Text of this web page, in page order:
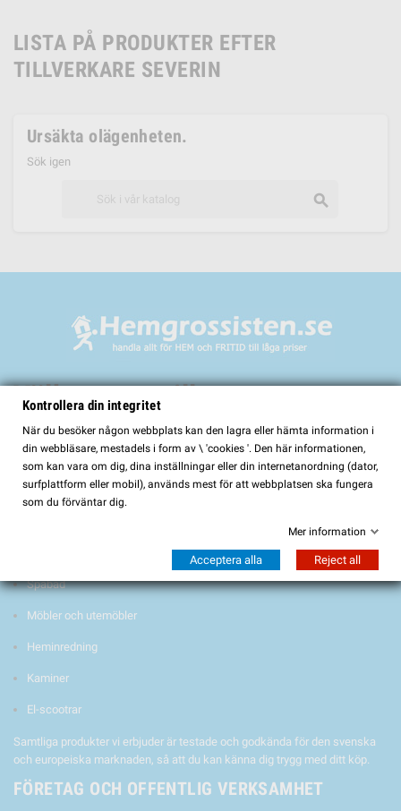
LISTA PÅ PRODUKTER EFTER
TILLVERKARE SEVERIN
Ursäkta olägenheten.
Sök igen
search
Välkommen till
HemGrossisten.se
HemGrossisten.se har sedan 2017 erbjudit kvalitetsprodukter för hem och
trädgård till kunder över hela Sverige. Hos oss hittar du ett noggrant utvalt
sortiment med fokus på kvalitet, funktion och lång hållbarhet.
Spabad
Möbler och utemöbler
Heminredning
Kaminer
El-scootrar
Samtliga produkter vi erbjuder är testade och godkända för den svenska
och europeiska marknaden, så att du kan känna dig trygg med ditt köp.
FÖRETAG OCH OFFENTLIG VERKSAMHET
Kontrollera din integritet
När du besöker någon webbplats kan den lagra eller hämta information i
din webbläsare, mestadels i form av \ 'cookies '. Den här informationen,
som kan vara om dig, dina inställningar eller din internetanordning (dator,
surfplattform eller mobil), används mest för att webbplatsen ska fungera
som du förväntar dig.
Mer information
Acceptera alla Reject all